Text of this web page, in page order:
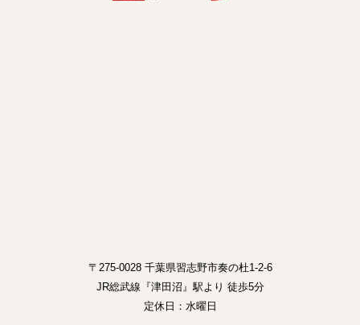
〒275-0028 千葉県習志野市奏の杜1-2-6
JR総武線『津田沼』駅より 徒歩5分
定休日：水曜日